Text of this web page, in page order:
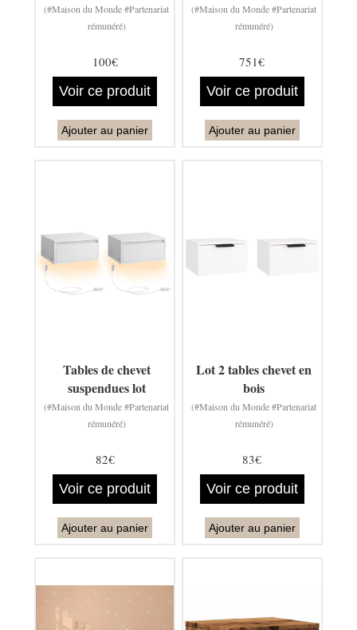
(#Maison du Monde #Partenariat
rémunéré)
100€
Voir ce produit
Ajouter au panier
(#Maison du Monde #Partenariat
rémunéré)
751€
Voir ce produit
Ajouter au panier
Tables de chevet
suspendues lot
(#Maison du Monde #Partenariat
rémunéré)
82€
Voir ce produit
Ajouter au panier
Lot 2 tables chevet en
bois
(#Maison du Monde #Partenariat
rémunéré)
83€
Voir ce produit
Ajouter au panier